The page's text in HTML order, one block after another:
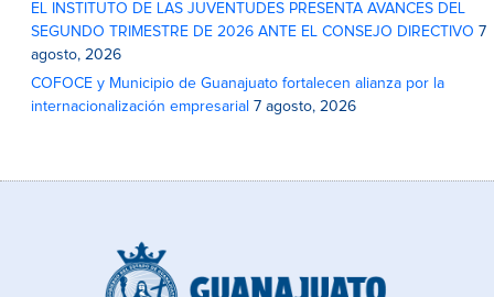
EL INSTITUTO DE LAS JUVENTUDES PRESENTA AVANCES DEL
SEGUNDO TRIMESTRE DE 2026 ANTE EL CONSEJO DIRECTIVO 7
agosto, 2026
COFOCE y Municipio de Guanajuato fortalecen alianza por la
internacionalización empresarial 7 agosto, 2026